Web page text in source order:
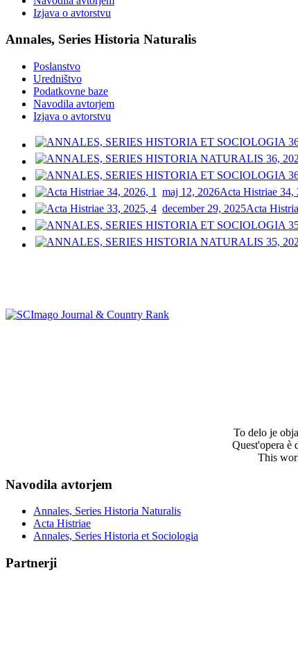
Izjava o avtorstvu
Annales, Series Historia Naturalis
Poslanstvo
Uredništvo
Podatkovne baze
Navodila avtorjem
Izjava o avtorstvu
maj 12, 2026Acta Histriae 34,
december 29, 2025Acta
To delo je
Quest'opera è
This
Navodila avtorjem
Annales, Series Historia Naturalis
Acta Histriae
Annales, Series Historia et Sociologia
Partnerji